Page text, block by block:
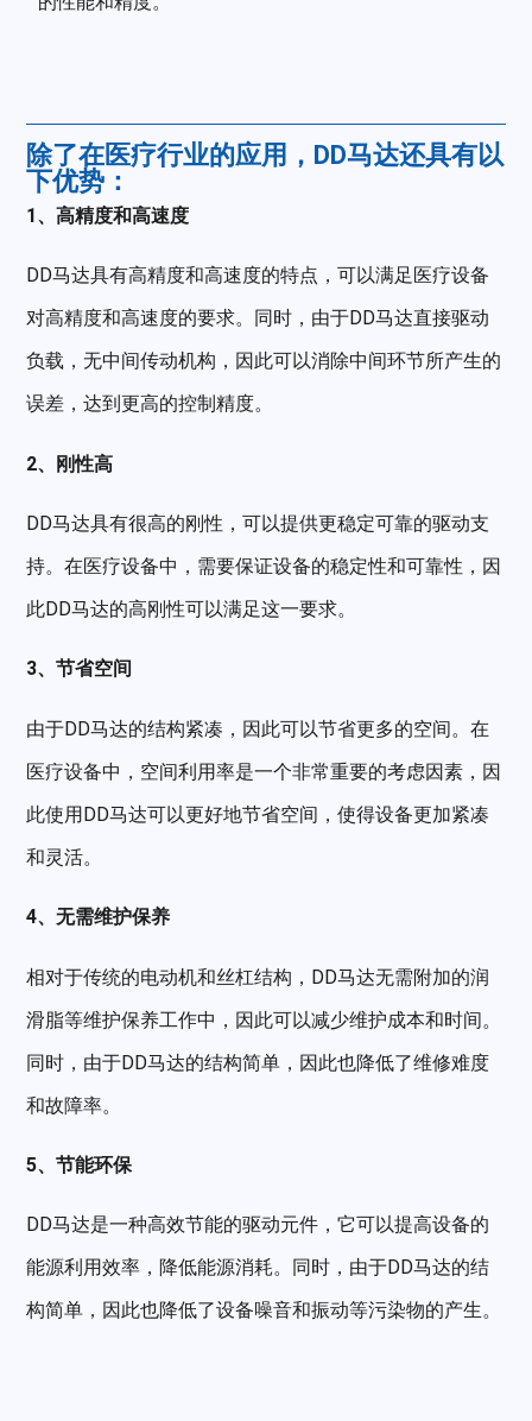
除了在医疗行业的应用，DD马达还具有以
下优势：
1、高精度和高速度
DD马达具有高精度和高速度的特点，可以满足医疗设备
对高精度和高速度的要求。同时，由于DD马达直接驱动
负载，无中间传动机构，因此可以消除中间环节所产生的
误差，达到更高的控制精度。
2、刚性高
DD马达具有很高的刚性，可以提供更稳定可靠的驱动支
持。在医疗设备中，需要保证设备的稳定性和可靠性，因
此DD马达的高刚性可以满足这一要求。
3、节省空间
由于DD马达的结构紧凑，因此可以节省更多的空间。在
医疗设备中，空间利用率是一个非常重要的考虑因素，因
此使用DD马达可以更好地节省空间，使得设备更加紧凑
和灵活。
4、无需维护保养
相对于传统的电动机和丝杠结构，DD马达无需附加的润
滑脂等维护保养工作中，因此可以减少维护成本和时间。
同时，由于DD马达的结构简单，因此也降低了维修难度
和故障率。
5、节能环保
DD马达是一种高效节能的驱动元件，它可以提高设备的
能源利用效率，降低能源消耗。同时，由于DD马达的结
构简单，因此也降低了设备噪音和振动等污染物的产生。